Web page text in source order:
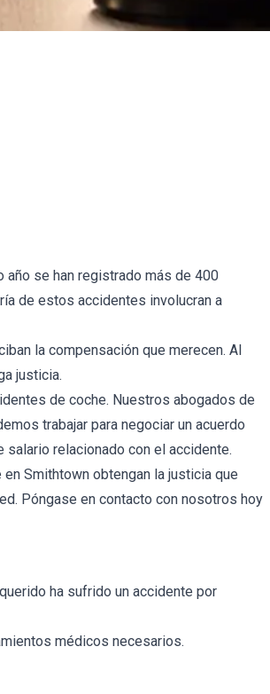
año se han registrado más de 400
de estos accidentes involucran a
la compensación que merecen. Al
justicia.
de coche. Nuestros abogados de
trabajar para negociar un acuerdo
relacionado con el accidente.
Smithtown obtengan la justicia que
Póngase en contacto con nosotros hoy
ha sufrido un accidente por
médicos necesarios.